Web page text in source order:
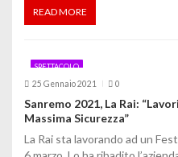
c
o
l
READ MORE
SPETTACOLO
25 Gennaio 2021 0
Sanremo 2021, La Rai:
Massima Sicurezza”
La Rai sta lavorando ad un